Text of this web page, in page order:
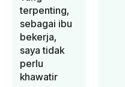
terpenting,
sebagai ibu
bekerja,
saya tidak
perlu
khawatir